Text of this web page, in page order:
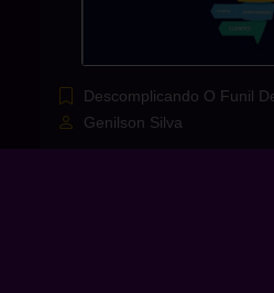
Descomplicando O Funil
Genilson Silva